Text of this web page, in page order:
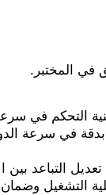
في المختبر.
التحكم في
في سرعة
التباعد
التشغيل